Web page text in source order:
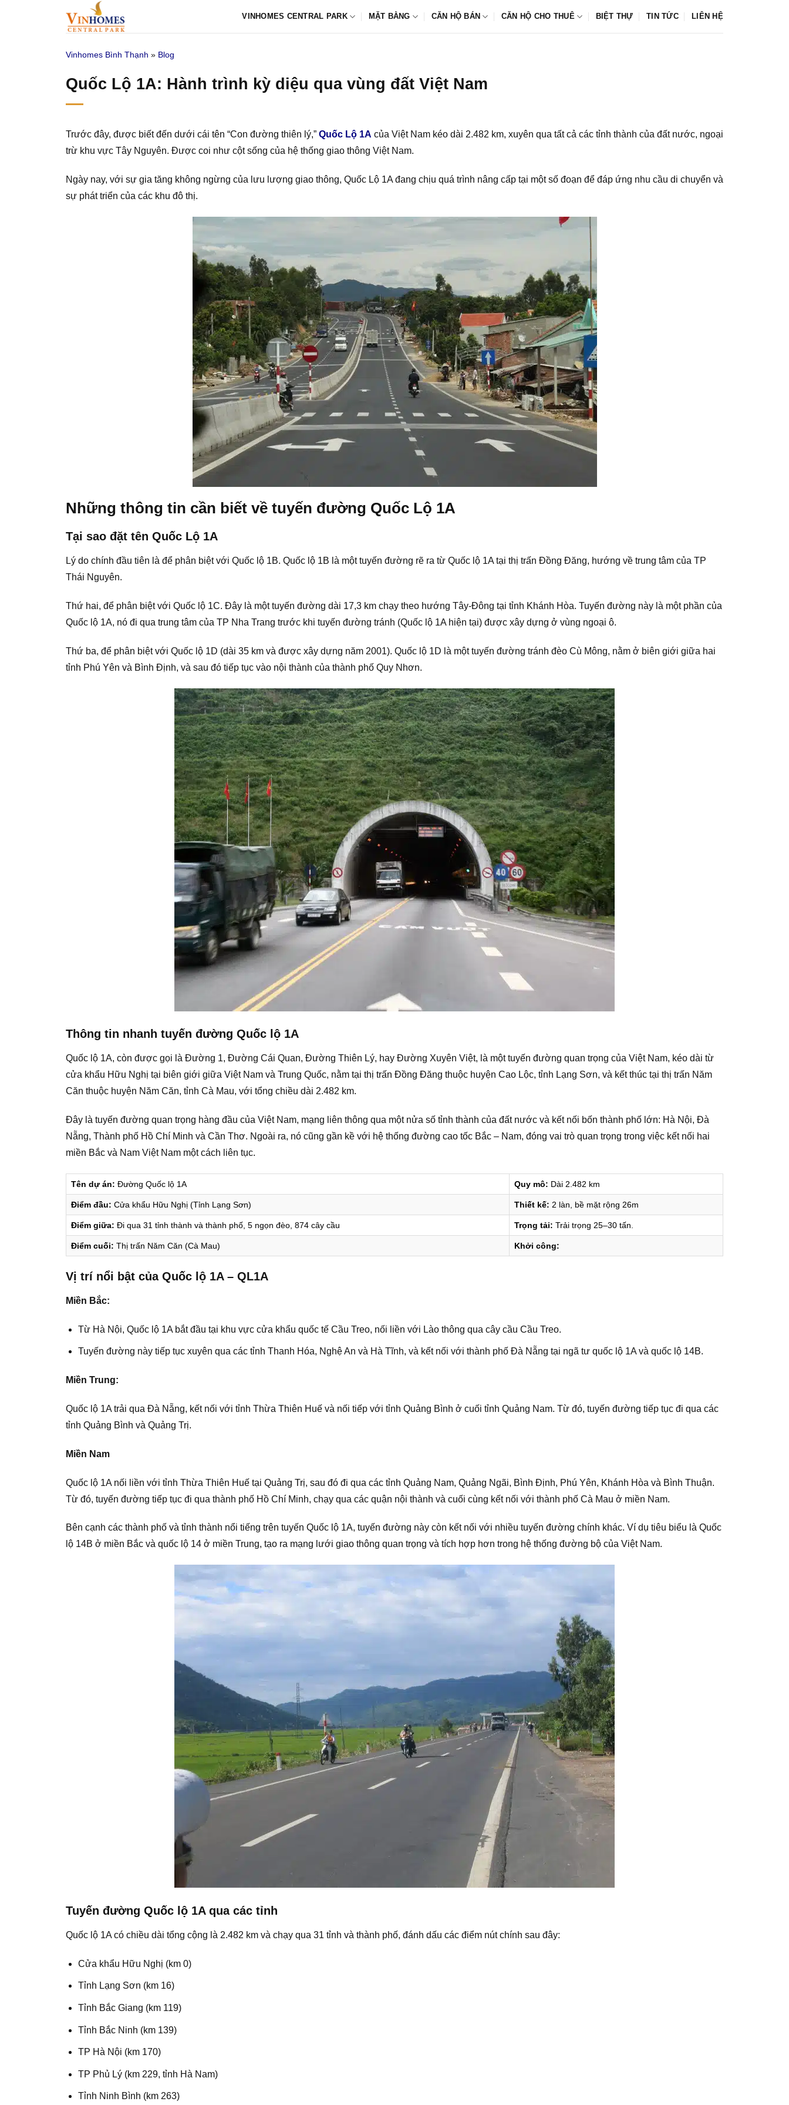
VINHOMES CENTRAL PARK MẶT BẰNG CĂN HỘ BÁN CĂN HỘ CHO THUÊ BIỆT THỰ TIN TỨC LIÊN HỆ
Vinhomes Bình Thạnh » Blog
Quốc Lộ 1A: Hành trình kỳ diệu qua vùng đất Việt Nam
Trước đây, được biết đến dưới cái tên “Con đường thiên lý,” Quốc Lộ 1A của Việt Nam kéo dài 2.482 km, xuyên qua tất cả các tỉnh thành của đất nước, ngoại
trừ khu vực Tây Nguyên. Được coi như cột sống của hệ thống giao thông Việt Nam.
Ngày nay, với sự gia tăng không ngừng của lưu lượng giao thông, Quốc Lộ 1A đang chịu quá trình nâng cấp tại một số đoạn để đáp ứng nhu cầu di chuyển và
sự phát triển của các khu đô thị.
Những thông tin cần biết về tuyến đường Quốc Lộ 1A
Tại sao đặt tên Quốc Lộ 1A
Lý do chính đầu tiên là để phân biệt với Quốc lộ 1B. Quốc lộ 1B là một tuyến đường rẽ ra từ Quốc lộ 1A tại thị trấn Đồng Đăng, hướng về trung tâm của TP
Thái Nguyên.
Thứ hai, để phân biệt với Quốc lộ 1C. Đây là một tuyến đường dài 17,3 km chạy theo hướng Tây-Đông tại tỉnh Khánh Hòa. Tuyến đường này là một phần của
Quốc lộ 1A, nó đi qua trung tâm của TP Nha Trang trước khi tuyến đường tránh (Quốc lộ 1A hiện tại) được xây dựng ở vùng ngoại ô.
Thứ ba, để phân biệt với Quốc lộ 1D (dài 35 km và được xây dựng năm 2001). Quốc lộ 1D là một tuyến đường tránh đèo Cù Mông, nằm ở biên giới giữa hai
tỉnh Phú Yên và Bình Định, và sau đó tiếp tục vào nội thành của thành phố Quy Nhơn.
Thông tin nhanh tuyến đường Quốc lộ 1A
Quốc lộ 1A, còn được gọi là Đường 1, Đường Cái Quan, Đường Thiên Lý, hay Đường Xuyên Việt, là một tuyến đường quan trọng của Việt Nam, kéo dài từ
cửa khẩu Hữu Nghị tại biên giới giữa Việt Nam và Trung Quốc, nằm tại thị trấn Đồng Đăng thuộc huyện Cao Lộc, tỉnh Lạng Sơn, và kết thúc tại thị trấn Năm
Căn thuộc huyện Năm Căn, tỉnh Cà Mau, với tổng chiều dài 2.482 km.
Đây là tuyến đường quan trọng hàng đầu của Việt Nam, mạng liên thông qua một nửa số tỉnh thành của đất nước và kết nối bốn thành phố lớn: Hà Nội, Đà
Nẵng, Thành phố Hồ Chí Minh và Cần Thơ. Ngoài ra, nó cũng gần kề với hệ thống đường cao tốc Bắc – Nam, đóng vai trò quan trọng trong việc kết nối hai
miền Bắc và Nam Việt Nam một cách liên tục.
Tên dự án: Đường Quốc lộ 1A Quy mô: Dài 2.482 km
Điểm đầu: Cửa khẩu Hữu Nghị (Tỉnh Lạng Sơn) Thiết kế: 2 làn, bề mặt rộng 26m
Điểm giữa: Đi qua 31 tỉnh thành và thành phố, 5 ngọn đèo, 874 cây cầu Trọng tải: Trải trọng 25–30 tấn.
Điểm cuối: Thị trấn Năm Căn (Cà Mau) Khởi công:
Vị trí nổi bật của Quốc lộ 1A – QL1A
Miền Bắc:
Từ Hà Nội, Quốc lộ 1A bắt đầu tại khu vực cửa khẩu quốc tế Cầu Treo, nối liền với Lào thông qua cây cầu Cầu Treo.
Tuyến đường này tiếp tục xuyên qua các tỉnh Thanh Hóa, Nghệ An và Hà Tĩnh, và kết nối với thành phố Đà Nẵng tại ngã tư quốc lộ 1A và quốc lộ 14B.
Miền Trung:
Quốc lộ 1A trải qua Đà Nẵng, kết nối với tỉnh Thừa Thiên Huế và nối tiếp với tỉnh Quảng Bình ở cuối tỉnh Quảng Nam. Từ đó, tuyến đường tiếp tục đi qua các
tỉnh Quảng Bình và Quảng Trị.
Miền Nam
Quốc lộ 1A nối liền với tỉnh Thừa Thiên Huế tại Quảng Trị, sau đó đi qua các tỉnh Quảng Nam, Quảng Ngãi, Bình Định, Phú Yên, Khánh Hòa và Bình Thuận.
Từ đó, tuyến đường tiếp tục đi qua thành phố Hồ Chí Minh, chạy qua các quận nội thành và cuối cùng kết nối với thành phố Cà Mau ở miền Nam.
Bên cạnh các thành phố và tỉnh thành nổi tiếng trên tuyến Quốc lộ 1A, tuyến đường này còn kết nối với nhiều tuyến đường chính khác. Ví dụ tiêu biểu là Quốc
lộ 14B ở miền Bắc và quốc lộ 14 ở miền Trung, tạo ra mạng lưới giao thông quan trọng và tích hợp hơn trong hệ thống đường bộ của Việt Nam.
Tuyến đường Quốc lộ 1A qua các tỉnh
Quốc lộ 1A có chiều dài tổng cộng là 2.482 km và chạy qua 31 tỉnh và thành phố, đánh dấu các điểm nút chính sau đây:
Cửa khẩu Hữu Nghị (km 0)
Tỉnh Lạng Sơn (km 16)
Tỉnh Bắc Giang (km 119)
Tỉnh Bắc Ninh (km 139)
TP Hà Nội (km 170)
TP Phủ Lý (km 229, tỉnh Hà Nam)
Tỉnh Ninh Bình (km 263)